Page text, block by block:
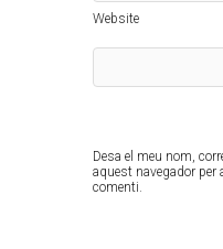
Website
Desa el meu nom,
aquest navegador per
comenti.